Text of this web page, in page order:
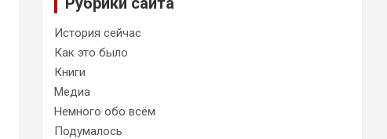
История сейчас
Как это было
Книги
Медиа
Немного обо всём
Подумалось